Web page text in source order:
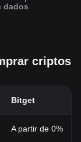
dados
criptos
Bitget
A partir de 0%